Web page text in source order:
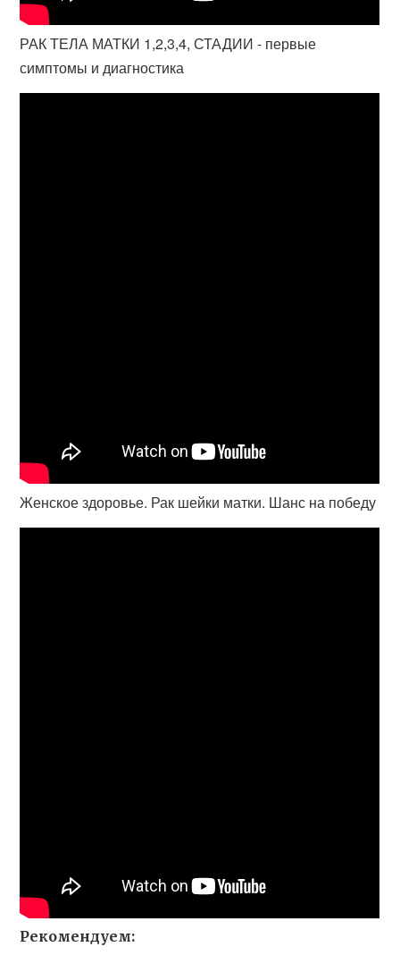
РАК ТЕЛА МАТКИ 1,2,3,4, СТАДИИ - первые
симптомы и диагностика
Женское здоровье. Рак шейки матки. Шанс на победу
Рекомендуем: